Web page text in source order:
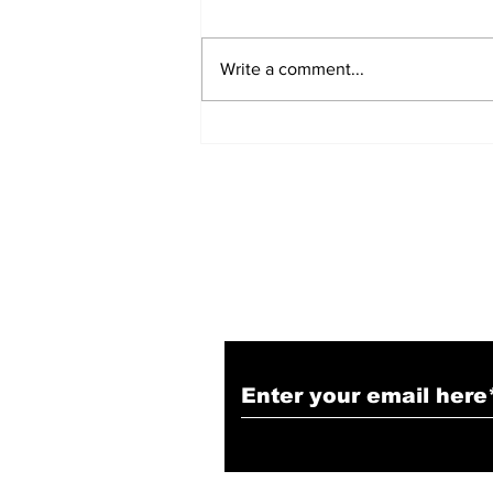
Write a comment...